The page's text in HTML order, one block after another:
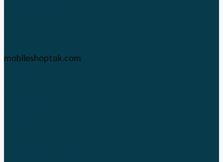
mobileshoptak.com